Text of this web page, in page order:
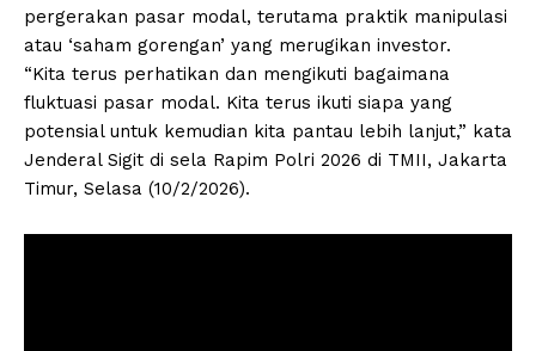
pergerakan pasar modal, terutama praktik manipulasi
atau ‘saham gorengan’ yang merugikan investor.
“Kita terus perhatikan dan mengikuti bagaimana
fluktuasi pasar modal. Kita terus ikuti siapa yang
potensial untuk kemudian kita pantau lebih lanjut,” kata
Jenderal Sigit di sela Rapim Polri 2026 di TMII, Jakarta
Timur, Selasa (10/2/2026).